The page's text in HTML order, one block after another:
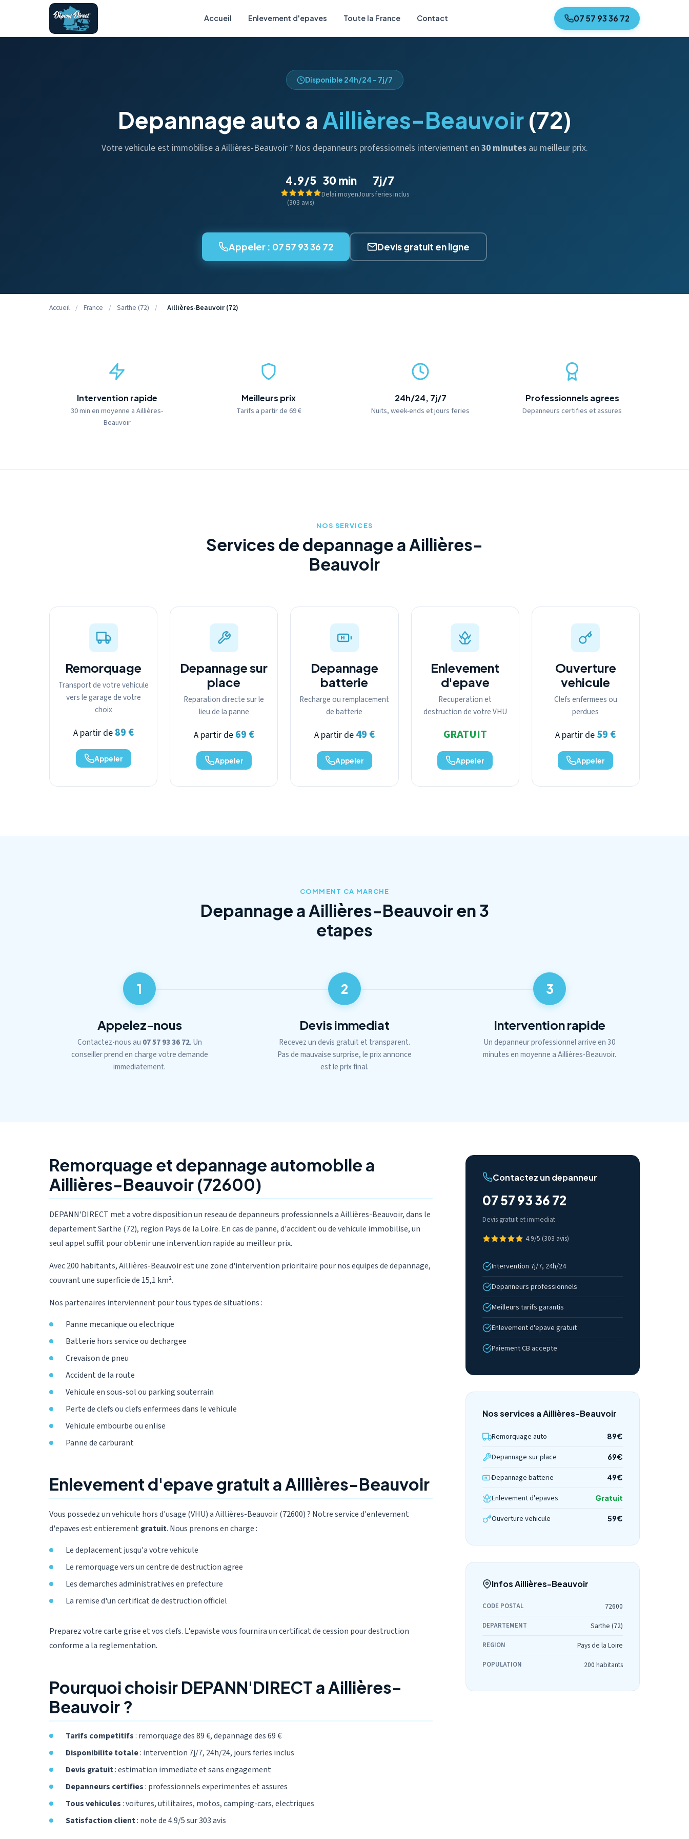
Accueil Enlevement d'epaves Toute la France Contact 07 57 93 36 72
Disponible 24h/24 - 7j/7
Depannage auto a Aillières-Beauvoir(72)
Votre vehicule est immobilise a Aillières-Beauvoir ? Nos depanneurs professionnels interviennent en 30 minutesau meilleur prix.
4.9/5
(303 avis)
30 min
Delai moyen
7j/7
Jours feries inclus
Appeler : 07 57 93 36 72 Devis gratuit en ligne
Accueil / France / Sarthe (72) / Aillières-Beauvoir (72)
Intervention rapide
30 min en moyenne a Aillières-
Beauvoir
Meilleurs prix
Tarifs a partir de 69 €
24h/24, 7j/7
Nuits, week-ends et jours feries
Professionnels agrees
Depanneurs certifies et assures
NOS SERVICES
Services de depannage a Aillières-
Beauvoir
Remorquage
Transport de votre vehicule
vers le garage de votre
choix
A partir de 89 €
Appeler
Depannage sur
place
Reparation directe sur le
lieu de la panne
A partir de 69 €
Appeler
Depannage
batterie
Recharge ou remplacement
de batterie
A partir de 49 €
Appeler
Enlevement
d'epave
Recuperation et
destruction de votre VHU
GRATUIT
Appeler
Ouverture
vehicule
Clefs enfermees ou
perdues
A partir de 59 €
Appeler
COMMENT CA MARCHE
Depannage a Aillières-Beauvoir en 3
etapes
1
Appelez-nous
Contactez-nous au 07 57 93 36 72. Un
conseiller prend en charge votre demande
immediatement.
2
Devis immediat
Recevez un devis gratuit et transparent.
Pas de mauvaise surprise, le prix annonce
est le prix final.
3
Intervention rapide
Un depanneur professionnel arrive en 30
minutes en moyenne a Aillières-Beauvoir.
Remorquage et depannage automobile a
Aillières-Beauvoir (72600)
DEPANN'DIRECT met a votre disposition un reseau de depanneurs professionnels a Aillières-Beauvoir, dans le
departement Sarthe (72), region Pays de la Loire. En cas de panne, d'accident ou de vehicule immobilise, un
seul appel suffit pour obtenir une intervention rapide au meilleur prix.
Avec 200 habitants, Aillières-Beauvoir est une zone d'intervention prioritaire pour nos equipes de depannage,
couvrant une superficie de 15,1 km².
Nos partenaires interviennent pour tous types de situations :
Panne mecanique ou electrique
Batterie hors service ou dechargee
Crevaison de pneu
Accident de la route
Vehicule en sous-sol ou parking souterrain
Perte de clefs ou clefs enfermees dans le vehicule
Vehicule embourbe ou enlise
Panne de carburant
Enlevement d'epave gratuit a Aillières-Beauvoir
Vous possedez un vehicule hors d'usage (VHU) a Aillières-Beauvoir (72600) ? Notre service d'enlevement
d'epaves est entierement gratuit. Nous prenons en charge :
Le deplacement jusqu'a votre vehicule
Le remorquage vers un centre de destruction agree
Les demarches administratives en prefecture
La remise d'un certificat de destruction officiel
Preparez votre carte grise et vos clefs. L'epaviste vous fournira un certificat de cession pour destruction
conforme a la reglementation.
Pourquoi choisir DEPANN'DIRECT a Aillières-
Beauvoir ?
Tarifs competitifs: remorquage des 89 €, depannage des 69 €
Disponibilite totale: intervention 7j/7, 24h/24, jours feries inclus
Devis gratuit: estimation immediate et sans engagement
Depanneurs certifies: professionnels experimentes et assures
Tous vehicules: voitures, utilitaires, motos, camping-cars, electriques
Satisfaction client: note de 4.9/5 sur 303 avis
Contactez un depanneur
07 57 93 36 72
Devis gratuit et immediat
4.9/5 (303 avis)
Intervention 7j/7, 24h/24
Depanneurs professionnels
Meilleurs tarifs garantis
Enlevement d'epave gratuit
Paiement CB accepte
Nos services a Aillières-Beauvoir
Remorquage auto 89€
Depannage sur place 69€
Depannage batterie 49€
Enlevement d'epaves Gratuit
Ouverture vehicule 59€
Infos Aillières-Beauvoir
CODE POSTAL 72600
DEPARTEMENT Sarthe (72)
REGION Pays de la Loire
POPULATION 200 habitants